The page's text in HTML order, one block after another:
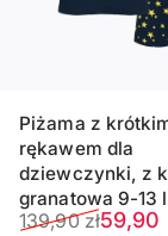
Piżama z
rękawem dla
dziewczynki, z
granatowa 9-13
Sale price59,90
Regular price
139,90 zł